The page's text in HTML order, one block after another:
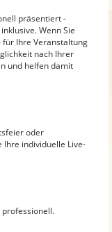
präsentiert -
Wenn Sie
für Ihre Veranstaltung
nach Ihrer
und helfen damit
oder
Ihre individuelle Live-